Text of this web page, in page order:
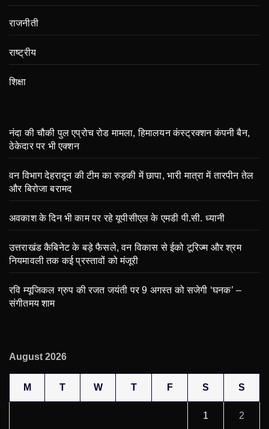
राजनीती
राष्ट्रीय
शिक्षा
नंदा की चौकी पुल एप्रोच रोड मामला, हिमालयन कंस्ट्रक्शन कंपनी बैन,
ठेकेदार पर भी एक्शन
वन विभाग देहरादून की टीम का रुड़की में छापा, भारी मात्रा में तारपीन तेल
और बिरोजा बरामद
अवकाश के दिन भी काम पर रहे यूपीसीएल के एमडी पी.सी. ध्यानी
उत्तराखंड कैबिनेट के बड़े फैसले, वन विकास से ईको टूरिज्म और श्रम
नियमावली तक कई प्रस्तावों को मंजूरी
रवि म्यूजिकल ग्रुप की रजत जयंती पर 9 अगस्त को सजेगी ‘घनक’ –
संगीतमय शाम
August 2026
M T W T F S S
1 2